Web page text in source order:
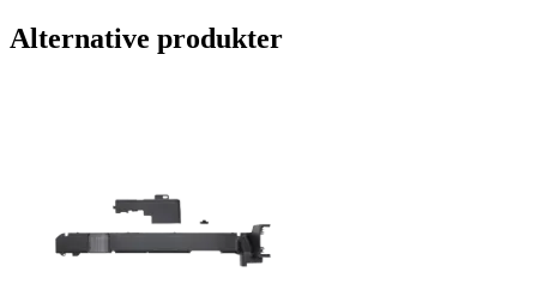
Alternative produkter